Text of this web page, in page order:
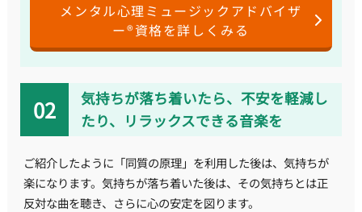
メンタル心理ミュージックアドバイザ
ー®資格を詳しくみる
気持ちが落ち着いたら、不安を軽減し
たり、リラックスできる音楽を
ご紹介したように「同質の原理」を利用した後は、気持ちが
楽になります。気持ちが落ち着いた後は、その気持ちとは正
反対な曲を聴き、さらに心の安定を図ります。